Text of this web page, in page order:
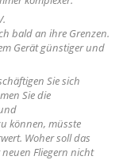
bald an ihre Grenzen.
Gerät günstiger und
Sie sich
Sie die
können, müsste
Woher soll das
Fliegern nicht